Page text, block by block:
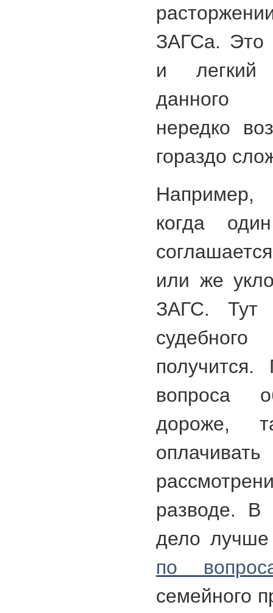
ЗАГСа. Это
и легкий
данного
нередко
гораздо
Например,
когда
или же
ЗАГС. Тут
судебного
вопроса
дороже,
разводе. В
дело
по
семейного